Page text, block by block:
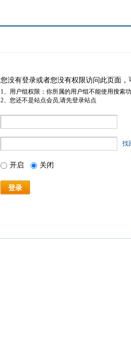
您没有登录或者您没有权限访问此页面
1、用户组权限：你所属的用户组不能使用搜索
2、您还不是站点会员,请先登录站点
找
开启 关闭
登录